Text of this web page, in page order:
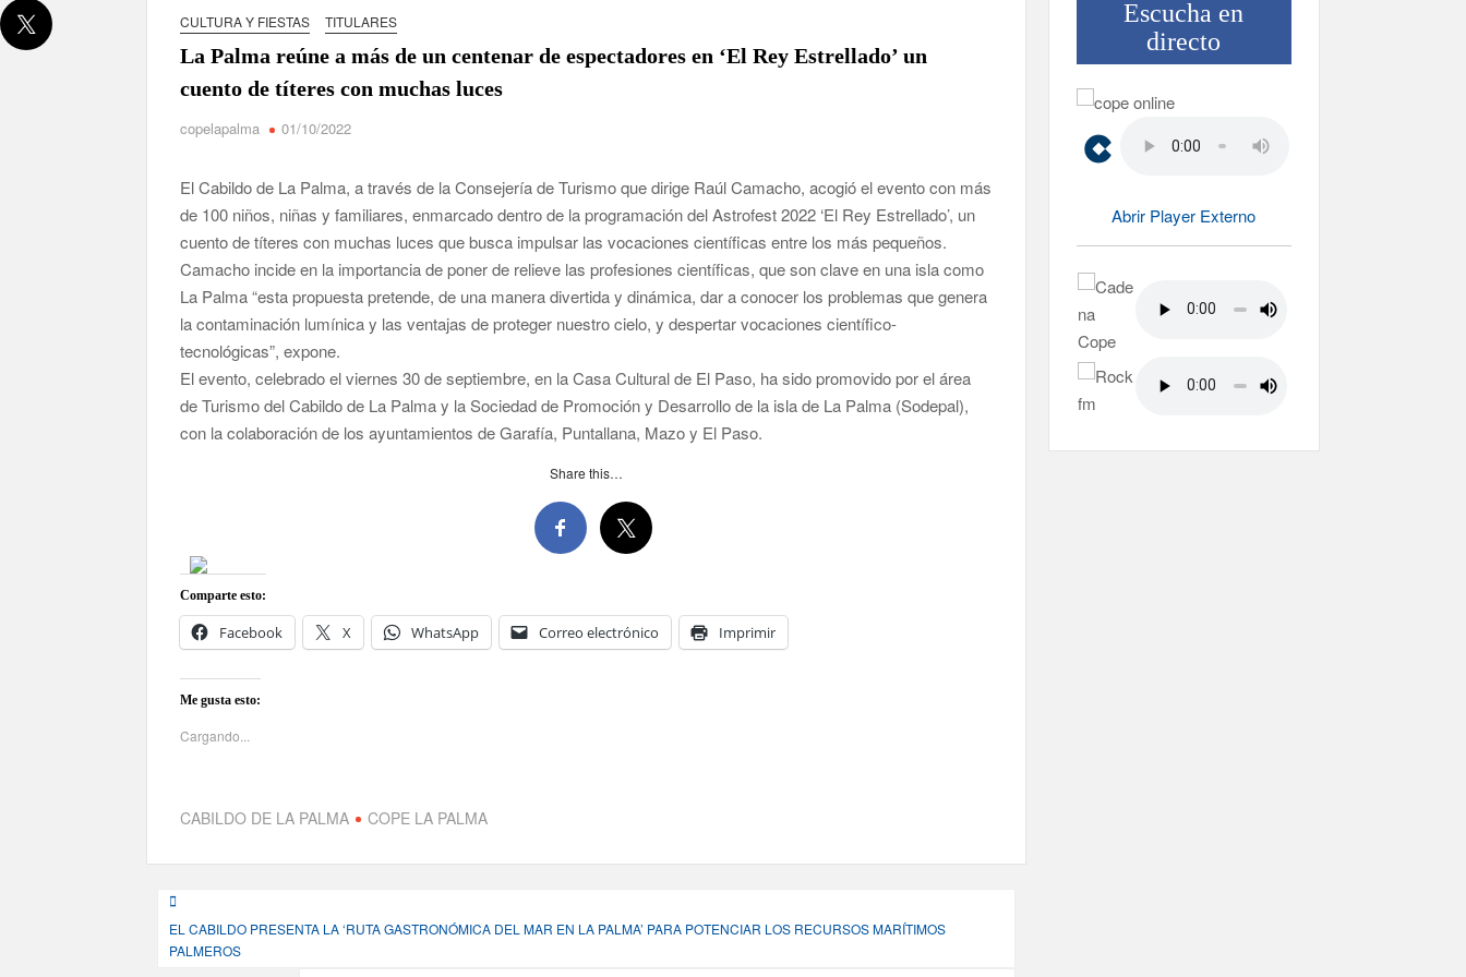
El Día de la Cometa reúne a cientos de familias en Santa Cruz de La Palma y refuerza el comercio local en su
de agua
CULTURA Y FIESTAS TITULARES
La Palma reúne a más de un centenar de espectadores en ‘El Rey Estrellado’ un
cuento de títeres con muchas luces
copelapalma 01/10/2022
El Cabildo de La Palma, a través de la Consejería de Turismo que dirige Raúl Camacho, acogió el evento con más
de 100 niños, niñas y familiares, enmarcado dentro de la programación del Astrofest 2022 ‘El Rey Estrellado’, un
cuento de títeres con muchas luces que busca impulsar las vocaciones científicas entre los más pequeños.
Camacho incide en la importancia de poner de relieve las profesiones científicas, que son clave en una isla como
La Palma “esta propuesta pretende, de una manera divertida y dinámica, dar a conocer los problemas que genera
la contaminación lumínica y las ventajas de proteger nuestro cielo, y despertar vocaciones científico-
tecnológicas”, expone.
El evento, celebrado el viernes 30 de septiembre, en la Casa Cultural de El Paso, ha sido promovido por el área
de Turismo del Cabildo de La Palma y la Sociedad de Promoción y Desarrollo de la isla de La Palma (Sodepal),
con la colaboración de los ayuntamientos de Garafía, Puntallana, Mazo y El Paso.
Share this…
Comparte esto:
Facebook X WhatsApp Correo electrónico Imprimir
Me gusta esto:
Cargando...
CABILDO DE LA PALMA COPE LA PALMA
Navegación
deEL CABILDO PRESENTA LA ‘RUTA GASTRONÓMICA DEL MAR EN LA PALMA’ PARA POTENCIAR LOS RECURSOS MARÍTIMOS
PALMEROS
Escucha en
directo
Abrir Player Externo